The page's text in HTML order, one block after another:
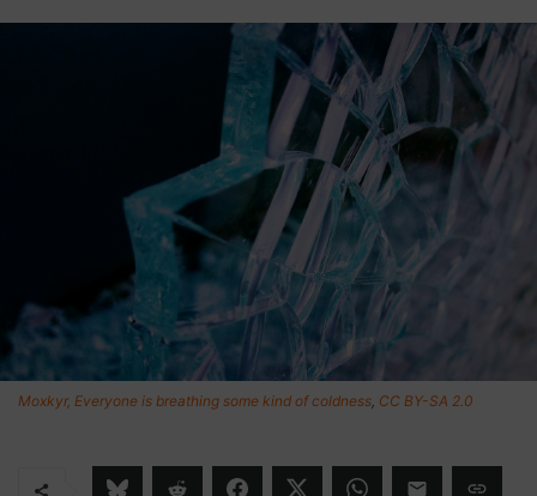
Moxkyr, Everyone is breathing some kind of coldness CC BY-SA 2.0